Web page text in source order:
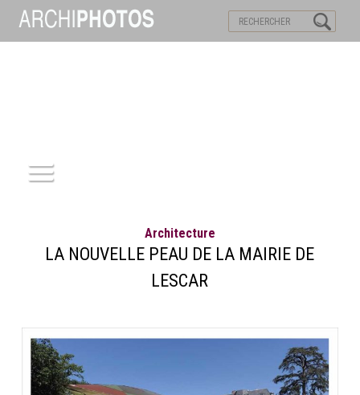
ARCHITECTURE
REPORTAGE
INFOS
Architecture
LA NOUVELLE PEAU DE LA MAIRIE DE
LESCAR